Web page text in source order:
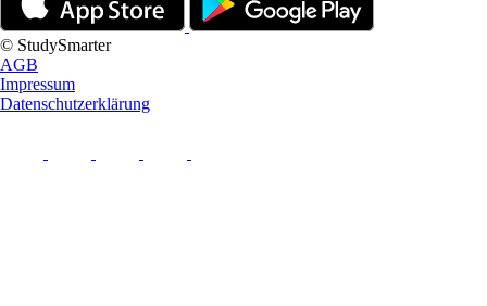
© StudySmarter
AGB
Impressum
Datenschutzerklärung